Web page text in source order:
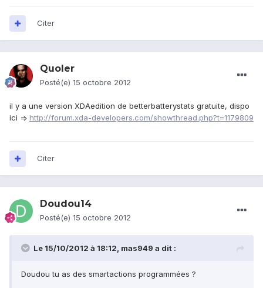
Citer
Quoler
Posté(e) 15 octobre 2012
il y a une version XDAedition de betterbatterystats gratuite, dispo
ici => http://forum.xda-developers.com/showthread.php?t=1179809
Citer
Doudou14
Posté(e) 15 octobre 2012
Le 15/10/2012 à 18:12, mas949 a dit :
Doudou tu as des smartactions programmées ?